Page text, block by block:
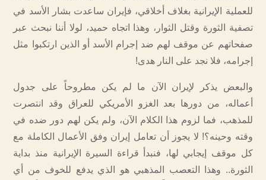
للعملية الإيرانية بغلاف أخلاقي، فإيران ساعدت بشار الأسد في
تصفية الثورة وقتل الثوار، وهذا اتجاه حميد، لولا أننا نبحث عبر
صفحاتهم عن موقف لهم ضد إجرام الأسد أو الذين ارتكبوا مثل
إجرامه، فلا نجد على النار هدى!
والبعض يذكر لإيران الآن ما لم يكن مطروحاً على جدول
أعماله، من دورها بعد الغزو الأمريكي للعراق وقد انتصرت
للمذهب، فما لزوم هذا الكلام الآن، ولم يكن لهم دور ضده في
وقته وحينه؟! لا يجوز أن تعامل إيران وفق الأعمال الكاملة مع
كل موقف إيجابي لها، فنبدأ قراءة السيرة الإيرانية منذ بداية
الثورة.. وهذا التعصب المذهبي هو الذي يدفع للخوف من أي